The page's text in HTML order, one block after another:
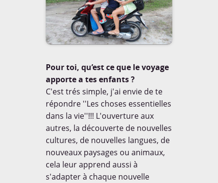
Pour toi, qu’est ce que le voyage
apporte a tes enfants ?
C'est trés simple, j'ai envie de te
répondre ''Les choses essentielles
dans la vie''!!! L'ouverture aux
autres, la découverte de nouvelles
cultures, de nouvelles langues, de
nouveaux paysages ou animaux,
cela leur apprend aussi à
s'adapter à chaque nouvelle